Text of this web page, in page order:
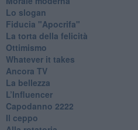
Lo slogan
Fiducia "Apocrifa"
La torta della felicità
Ottimismo
Whatever it takes
Ancora TV
La bellezza
L’Influencer
​Capodanno 2222
Il ceppo